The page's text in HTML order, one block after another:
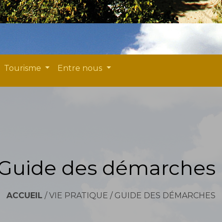
Tourisme Entre nous
des démarches
ACCUEIL /VIE PRATIQUE / GUIDE DES DÉMARCHES